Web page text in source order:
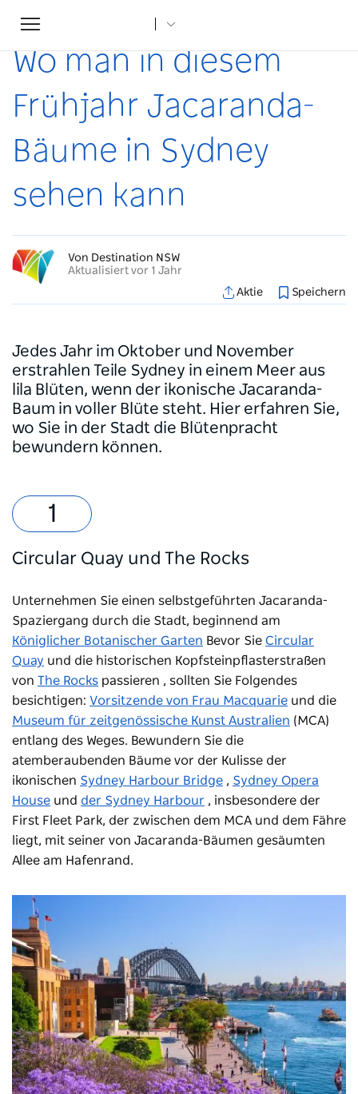
Toggle
navigation
Startseite
Wo man in diesem
Frühjahr Jacaranda-
Bäume in Sydney
sehen kann
Von Destination NSW
Aktualisiert vor 1 Jahr
Aktie
Speichern
Jedes Jahr im Oktober und November
erstrahlen Teile Sydney in einem Meer aus
lila Blüten, wenn der ikonische Jacaranda-
Baum in voller Blüte steht. Hier erfahren Sie,
wo Sie in der Stadt die Blütenpracht
bewundern können.
Circular Quay und The Rocks
Unternehmen Sie einen selbstgeführten Jacaranda-
Spaziergang durch die Stadt, beginnend am
Königlicher Botanischer Garten Bevor Sie Circular
Quay und die historischen Kopfsteinpflasterstraßen
von The Rocks passieren , sollten Sie Folgendes
besichtigen: Vorsitzende von Frau Macquarie und die
Museum für zeitgenössische Kunst Australien (MCA)
entlang des Weges. Bewundern Sie die
atemberaubenden Bäume vor der Kulisse der
ikonischen Sydney Harbour Bridge , Sydney Opera
House und der Sydney Harbour , insbesondere der
First Fleet Park, der zwischen dem MCA und dem Fähre
liegt, mit seiner von Jacaranda-Bäumen gesäumten
Allee am Hafenrand.